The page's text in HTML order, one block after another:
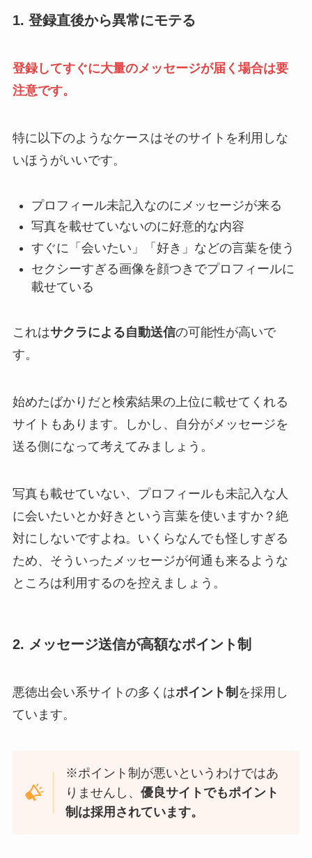
1. 登録直後から異常にモテる
登録してすぐに大量のメッセージが届く場合は要
注意です。
特に以下のようなケースはそのサイトを利用しな
いほうがいいです。
プロフィール未記入なのにメッセージが来る
写真を載せていないのに好意的な内容
すぐに「会いたい」「好き」などの言葉を使う
セクシーすぎる画像を顔つきでプロフィールに
載せている
これはサクラによる自動送信の可能性が高いで
す。
始めたばかりだと検索結果の上位に載せてくれる
サイトもあります。しかし、自分がメッセージを
送る側になって考えてみましょう。
写真も載せていない、プロフィールも未記入な人
に会いたいとか好きという言葉を使いますか？絶
対にしないですよね。いくらなんでも怪しすぎる
ため、そういったメッセージが何通も来るような
ところは利用するのを控えましょう。
2. メッセージ送信が高額なポイント制
悪徳出会い系サイトの多くはポイント制 を採用し
ています。
※ポイント制が悪いというわけではあ
りませんし、優良サイトでもポイント
制は採用されています。